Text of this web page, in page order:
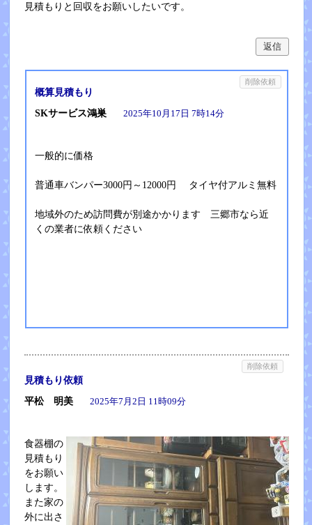
見積もりと回収をお願いしたいです。
返信
概算見積もり
SKサービス鴻巣
2025年10月17日 7時14分
一般的に価格
普通車バンパー3000円～12000円 タイヤ付アルミ無料
地域外のため訪問費が別途かかります 三郷市なら近
くの業者に依頼ください
削除依頼
見積もり依頼
平松 明美
2025年7月2日 11時09分
食器棚の
見積もり
をお願い
します。
また家の
外に出さ
削除依頼